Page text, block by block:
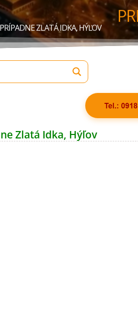
ZLATÁ IDKA, HÝĽOV
Zlatá Idka, Hýľov